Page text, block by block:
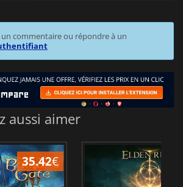
commentaire ou répondre à un
aussi aimer
35.42€